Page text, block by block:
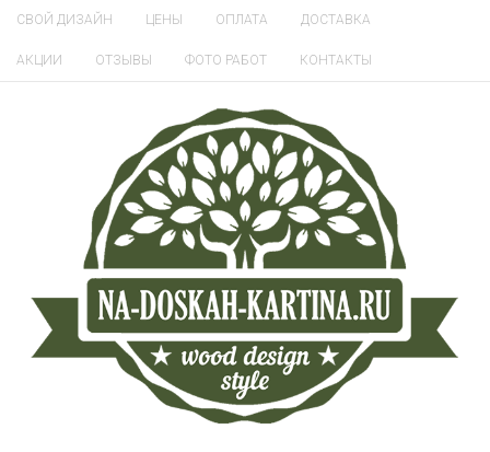
СВОЙ ДИЗАЙН ЦЕНЫ ОПЛАТА ДОСТАВКА
АКЦИИ ОТЗЫВЫ ФОТО РАБОТ КОНТАКТЫ